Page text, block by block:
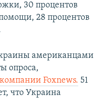
30 процентов
28 процентов
американцами
опроса,
Foxnews. 51
что Украина